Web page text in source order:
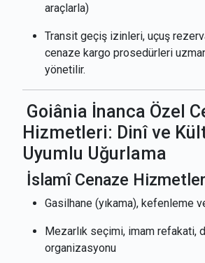
araçlarla)
Transit geçiş izinleri, uçuş
cenaze kargo prosedürleri
yönetilir.
Goiânia İnanca Özel
Hizmetleri: Dinî ve
Uyumlu Uğurlama
İslamî Cenaze
Gasilhane (yıkama), kefenleme
Mezarlık seçimi, imam refakati,
organizasyonu